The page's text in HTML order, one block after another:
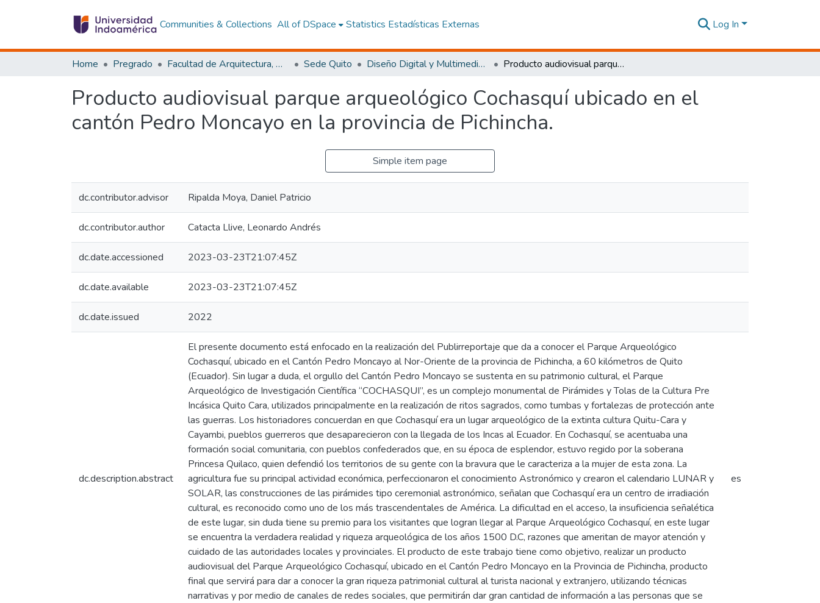
Communities & Collections All of DSpace Statistics Estadísticas Externas Log In
Home Pregrado Facultad de Arquitectura, Artes y Diseño Sede Quito Diseño Digital y Multimedia Quito Producto audiovisual parque arqueológico Cochasquí ubicado en el cantón Pedro Moncayo en la provincia de Pichincha.
Producto audiovisual parque arqueológico Cochasquí ubicado en el
cantón Pedro Moncayo en la provincia de Pichincha.
Simple item page
dc.contributor.advisor Ripalda Moya, Daniel Patricio
dc.contributor.author Catacta Llive, Leonardo Andrés
dc.date.accessioned 2023-03-23T21:07:45Z
dc.date.available 2023-03-23T21:07:45Z
dc.date.issued 2022
dc.description.abstract
El presente documento está enfocado en la realización del Publirreportaje que da a conocer el Parque Arqueológico
Cochasquí, ubicado en el Cantón Pedro Moncayo al Nor-Oriente de la provincia de Pichincha, a 60 kilómetros de Quito
(Ecuador). Sin lugar a duda, el orgullo del Cantón Pedro Moncayo se sustenta en su patrimonio cultural, el Parque
Arqueológico de Investigación Científica “COCHASQUI”, es un complejo monumental de Pirámides y Tolas de la Cultura Pre
Incásica Quito Cara, utilizados principalmente en la realización de ritos sagrados, como tumbas y fortalezas de protección ante
las guerras. Los historiadores concuerdan en que Cochasquí era un lugar arqueológico de la extinta cultura Quitu-Cara y
Cayambi, pueblos guerreros que desaparecieron con la llegada de los Incas al Ecuador. En Cochasquí, se acentuaba una
formación social comunitaria, con pueblos confederados que, en su época de esplendor, estuvo regido por la soberana
Princesa Quilaco, quien defendió los territorios de su gente con la bravura que le caracteriza a la mujer de esta zona. La
agricultura fue su principal actividad económica, perfeccionaron el conocimiento Astronómico y crearon el calendario LUNAR y
SOLAR, las construcciones de las pirámides tipo ceremonial astronómico, señalan que Cochasquí era un centro de irradiación
cultural, es reconocido como uno de los más trascendentales de América. La dificultad en el acceso, la insuficiencia señalética
de este lugar, sin duda tiene su premio para los visitantes que logran llegar al Parque Arqueológico Cochasquí, en este lugar
se encuentra la verdadera realidad y riqueza arqueológica de los años 1500 D.C, razones que ameritan de mayor atención y
cuidado de las autoridades locales y provinciales. El producto de este trabajo tiene como objetivo, realizar un producto
audiovisual del Parque Arqueológico Cochasquí, ubicado en el Cantón Pedro Moncayo en la Provincia de Pichincha, producto
final que servirá para dar a conocer la gran riqueza patrimonial cultural al turista nacional y extranjero, utilizando técnicas
narrativas y por medio de canales de redes sociales, que permitirán dar gran cantidad de información a las personas que se
es